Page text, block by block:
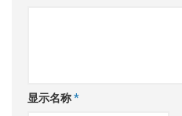
显示名称*